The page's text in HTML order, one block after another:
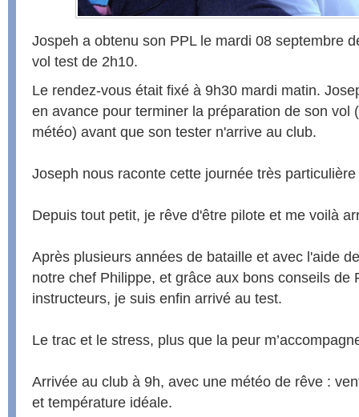
Jospeh a obtenu son PPL le mardi 08 septembre
vol test de 2h10.
Le rendez-vous était fixé à 9h30 mardi matin.
en avance pour terminer la préparation de son vol
météo) avant que son tester n'arrive au club.
Joseph nous raconte cette journée très particulière
Depuis tout petit, je rêve d'être pilote et me voilà
Après plusieurs années de bataille et avec l'aide
notre chef Philippe, et grâce aux bons conseils de
instructeurs, je suis enfin arrivé au test.
Le trac et le stress, plus que la peur
Arrivée au club à 9h, avec une météo de rêve :
et température idéale.